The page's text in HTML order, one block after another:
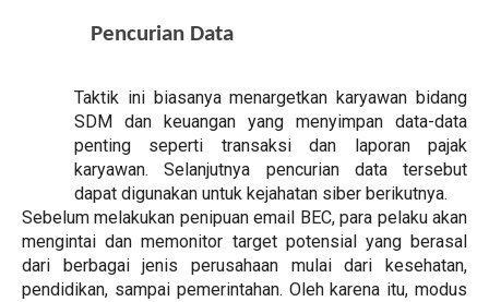
Pencurian Data
Taktik ini biasanya menargetkan karyawan bidang
SDM dan keuangan yang menyimpan data-data
penting seperti transaksi dan laporan pajak
karyawan. Selanjutnya pencurian data tersebut
dapat digunakan untuk kejahatan siber berikutnya.
Sebelum melakukan penipuan email BEC, para pelaku akan
mengintai dan memonitor target potensial yang berasal
dari berbagai jenis perusahaan mulai dari kesehatan,
pendidikan, sampai pemerintahan. Oleh karena itu, modus